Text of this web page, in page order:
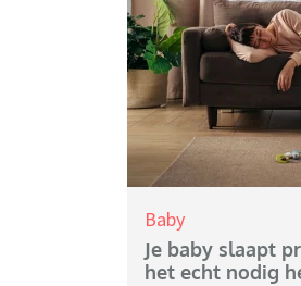
Baby
Je baby slaapt
het echt nodig